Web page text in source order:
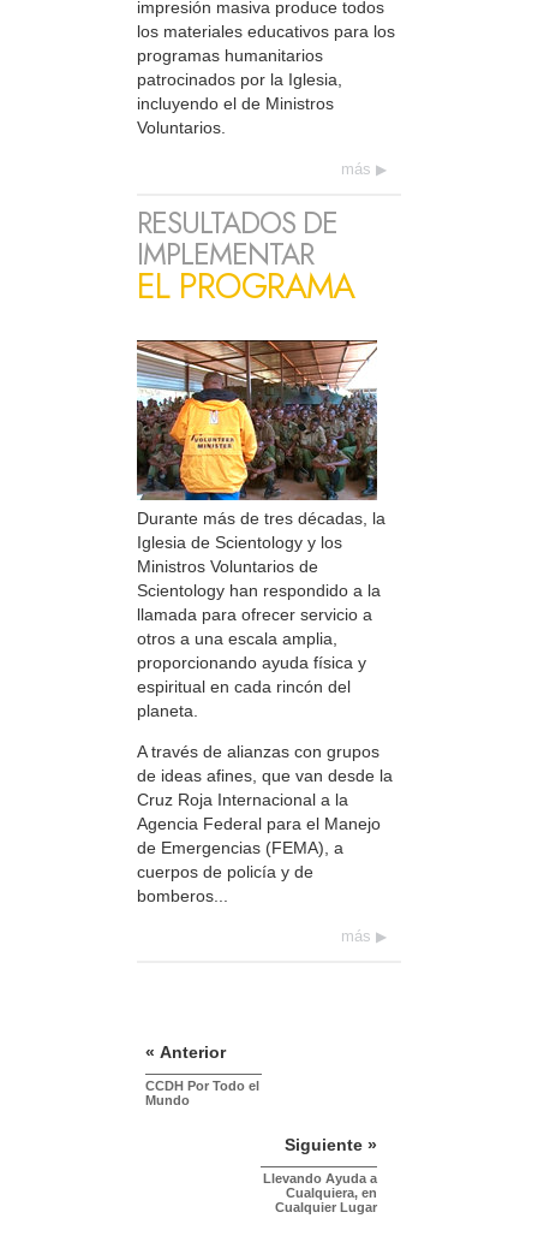
impresión masiva produce todos
los materiales educativos para los
programas humanitarios
patrocinados por la Iglesia,
incluyendo el de Ministros
Voluntarios.
más
RESULTADOS DE
IMPLEMENTAR
EL PROGRAMA
Durante más de tres décadas, la
Iglesia de Scientology y los
Ministros Voluntarios de
Scientology han respondido a la
llamada para ofrecer servicio a
otros a una escala amplia,
proporcionando ayuda física y
espiritual en cada rincón del
planeta.
A través de alianzas con grupos
de ideas afines, que van desde la
Cruz Roja Internacional a la
Agencia Federal para el Manejo
de Emergencias (FEMA), a
cuerpos de policía y de
bomberos...
más
« Anterior
CCDH Por Todo el
Mundo
Siguiente »
Llevando Ayuda a
Cualquiera, en
Cualquier Lugar